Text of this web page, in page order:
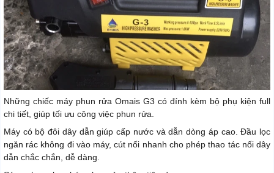
Những chiếc máy phun rửa Omais G3 có đính kèm bộ phụ kiện full
chi tiết, giúp tối ưu công việc phun rửa.
Máy có bộ đôi dây dẫn giúp cấp nước và dẫn dòng áp cao. Đầu lọc
ngăn rác không đi vào máy, cút nối nhanh cho phép thao tác nối dây
dẫn chắc chắn, dễ dàng.